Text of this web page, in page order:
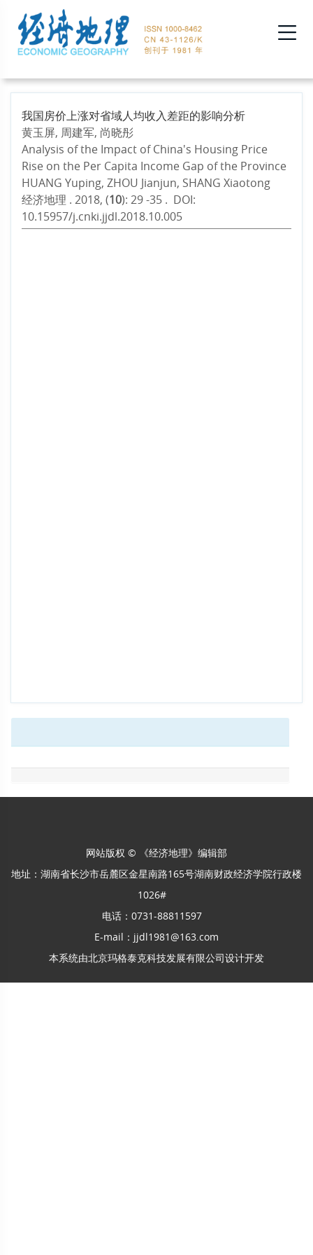
我国房价上涨对省域人均收入差距的影响分析
黄玉屏, 周建军, 尚晓彤
Analysis of the Impact of China's Housing Price
Rise on the Per Capita Income Gap of the Province
HUANG Yuping, ZHOU Jianjun, SHANG Xiaotong
经济地理 . 2018, (10): 29 -35 . DOI:
10.15957/j.cnki.jjdl.2018.10.005
网站版权 © 《经济地理》编辑部
地址：湖南省长沙市岳麓区金星南路165号湖南财政经济学院行政楼
1026#
电话：0731-88811597
E-mail：jjdl1981@163.com
本系统由北京玛格泰克科技发展有限公司设计开发